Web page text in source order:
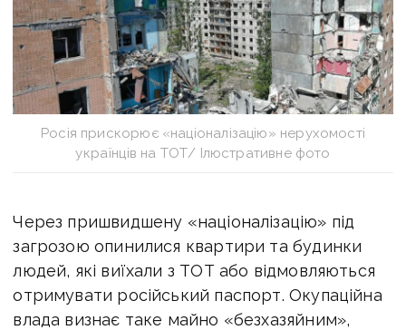
Росія прискорює «націоналізацію» нерухомості
українців на ТОТ/ Ілюстративне фото
Через пришвидшену «націоналізацію» під
загрозою опинилися квартири та будинки
людей, які виїхали з ТОТ або відмовляються
отримувати російський паспорт. Окупаційна
влада визнає таке майно «безхазяйним»,